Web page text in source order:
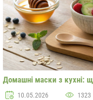
Домашні маски з кухні:
10.05.2026 1323